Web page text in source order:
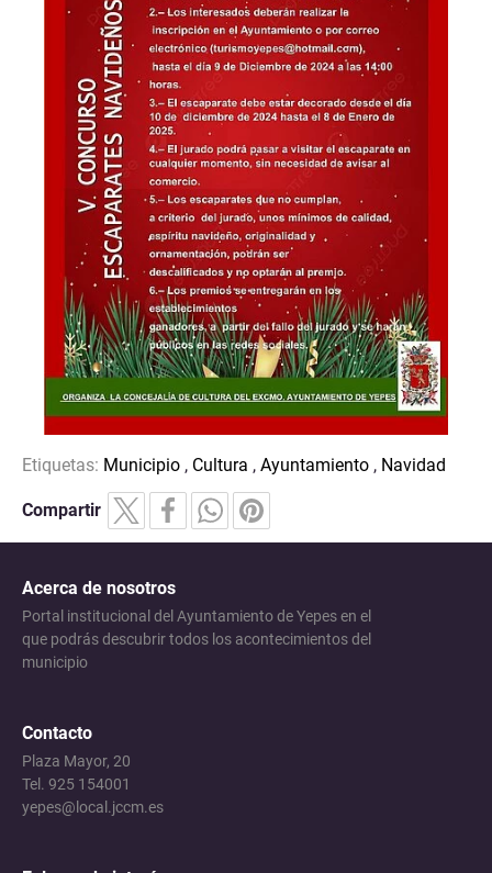
Etiquetas: Municipio , Cultura , Ayuntamiento , Navidad
Compartir
Acerca de nosotros
Portal institucional del Ayuntamiento de Yepes en el
que podrás descubrir todos los acontecimientos del
municipio
Contacto
Plaza Mayor, 20
Tel. 925 154001
yepes@local.jccm.es